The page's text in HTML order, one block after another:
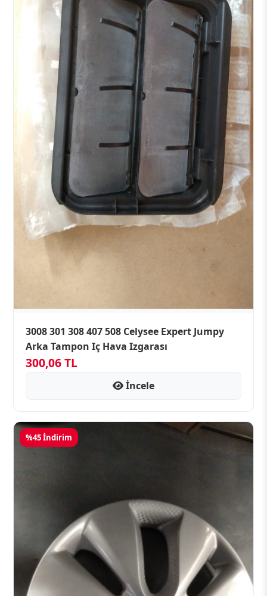
3008 301 308 407 508 Celysee Expert Jumpy
Arka Tampon Iç Hava Izgarası
300,06 TL
İncele
%45 İndirim